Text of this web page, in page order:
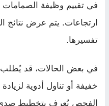
في تقييم وظيفة
ارتجاعات. يتم عرض نتائج
تفسيرها.
في بعض الحالات، قد
خفيفة أو تناول أدوية
الفحص يُعرف بتخطيط صدى